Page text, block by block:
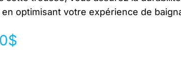
optimisant votre expérience de
$